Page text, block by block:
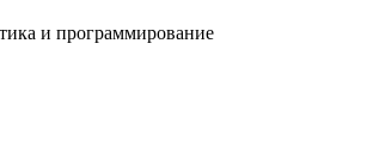
и программирование